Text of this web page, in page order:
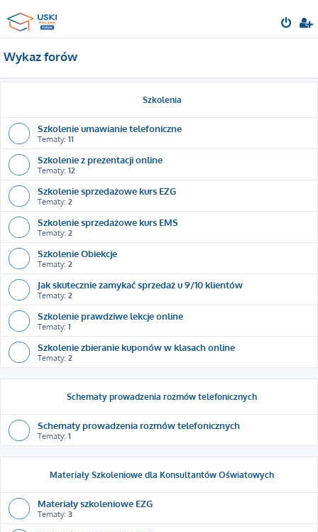
Wykaz forów
Szkolenia
Szkolenie umawianie telefoniczne
Tematy: 11
Szkolenie z prezentacji online
Tematy: 12
Szkolenie sprzedażowe kurs EZG
Tematy: 2
Szkolenie sprzedażowe kurs EMS
Tematy: 2
Szkolenie Obiekcje
Tematy: 2
Jak skutecznie zamykać sprzedaż u 9/10 klientów
Tematy: 2
Szkolenie prawdziwe lekcje online
Tematy: 1
Szkolenie zbieranie kuponów w klasach online
Tematy: 2
Schematy prowadzenia rozmów telefonicznych
Schematy prowadzenia rozmów telefonicznych
Tematy: 1
Materiały Szkoleniowe dla Konsultantów Oświatowych
Materiały szkoleniowe EZG
Tematy: 3